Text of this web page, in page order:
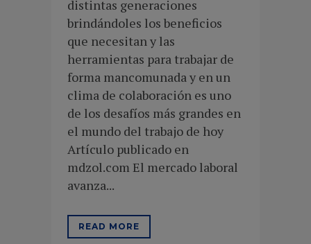
distintas generaciones
brindándoles los beneficios
que necesitan y las
herramientas para trabajar de
forma mancomunada y en un
clima de colaboración es uno
de los desafíos más grandes en
el mundo del trabajo de hoy
Artículo publicado en
mdzol.com El mercado laboral
avanza...
READ MORE